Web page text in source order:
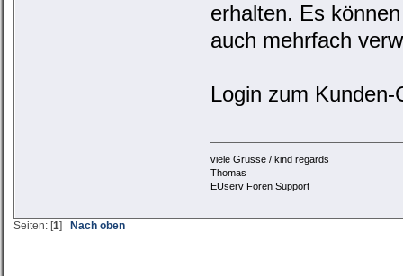
erhalten. Es
auch mehrfach
Login zum
viele Grüsse / kind regards
Thomas
EUserv Foren Support
---
Seiten: [1] Nach oben